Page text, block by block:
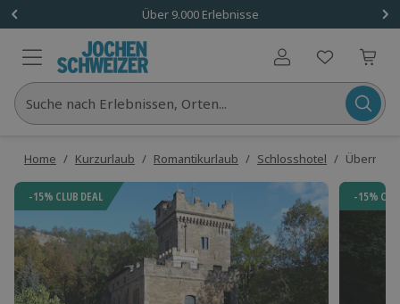
Über 9.000 Erlebnisse
Benutzerkonto
Suche nach Erlebnissen, Orten...
Home / Kurzurlaub / Romantikurlaub / Schlosshotel /
-15% CLUB DEAL -15%